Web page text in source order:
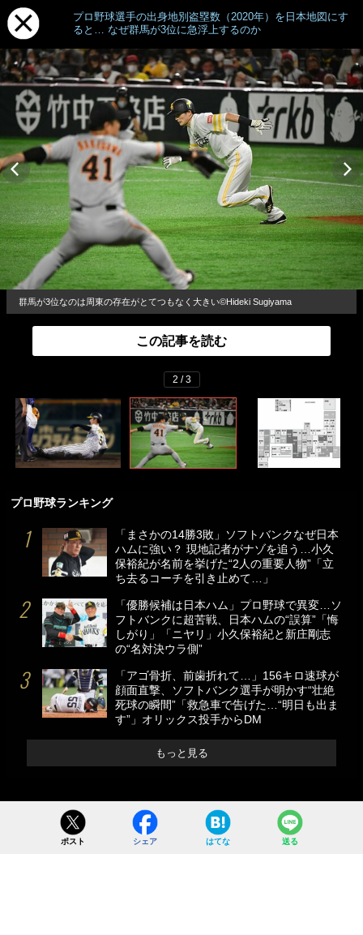
プロ野球選手の出身地別盗塁数（2020年）を日本地図にす
ると… なぜ群馬が3位に急浮上するのか
群馬が3位なのは周東の存在がとてつもなく大きい©Hideki Sugiyama
この記事を読む
2 / 3
プロ野球ランキング
「まさかの14勝3敗」ソフトバンクなぜ日本
ハムに強い？ 現地記者がナゾを追う…小久
保裕紀が名前を挙げた“2人の重要人物”「立
ち去るコーチを引き止めて…」
「優勝候補は日本ハム」プロ野球で異変…ソ
フトバンクに超苦戦、日本ハムの“誤算”「悔
しがり」「ニヤリ」小久保裕紀と新庄剛志
の“名対決ウラ側”
「アゴ骨折、前歯折れて…」156キロ速球が
顔面直撃、ソフトバンク選手が明かす“壮絶
死球の瞬間”「救急車で告げた…“明日も出ま
す”」オリックス投手からDM
もっと見る
ポスト シェア はてな 送る